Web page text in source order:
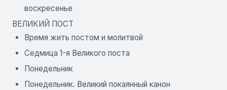
воскресенье
ВЕЛИКИЙ ПОСТ
Время жить постом и молитвой
Седмица 1-я Великого поста
Понедельник
Понедельник. Великий покаянный канон